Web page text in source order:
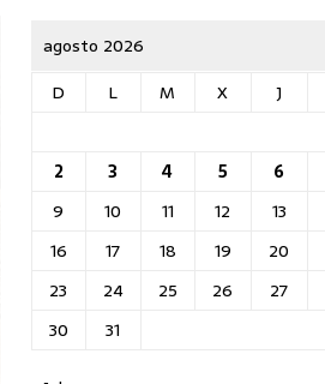
agosto 2026
D
L M X J
2
3 4 5 6
9
10 11 12 13
16
17 18 19 20
23
24 25 26 27
30
31